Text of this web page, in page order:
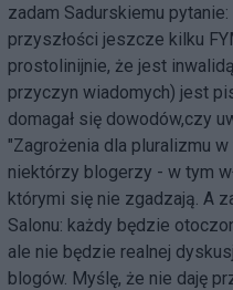
zadam Sadurskiemu
przyszłości jeszcze kilku
prostolinijnie, że jest
przyczyn wiadomych) jest
domagał się dowodów,czy
"Zagrożenia dla pluralizmu
niektórzy blogerzy - w tym
którymi się nie zgadzają. A
Salonu: każdy będzie
ale nie będzie realnej
blogów. Myślę, że nie daję